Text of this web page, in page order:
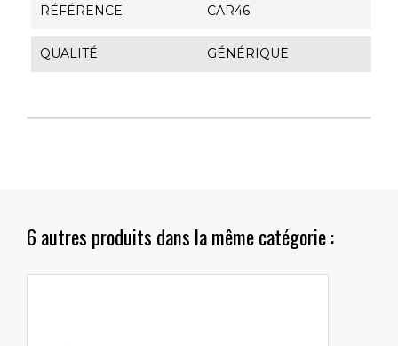
RÉFÉRENCE CAR46
QUALITÉ GÉNÉRIQUE
6 autres produits dans la même catégorie :